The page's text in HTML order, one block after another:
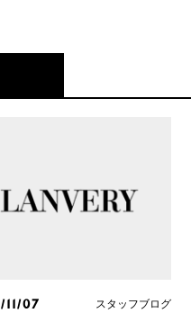
11/07 スタッフブログ